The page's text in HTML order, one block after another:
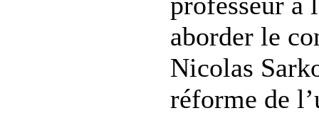
aborder le
Nicolas
réforme de